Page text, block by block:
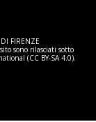
FIRENZE
sono rilasciati sotto
(CC BY-SA 4.0).